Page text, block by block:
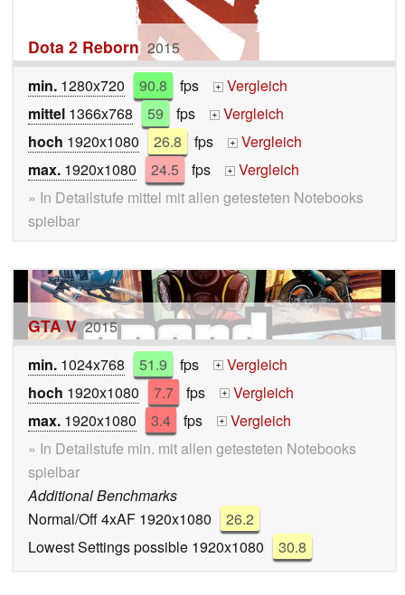
Dota 2 Reborn 2015
min. 1280x720 90.8 fps +
Vergleich
mittel 1366x768 59 fps +
Vergleich
hoch 1920x1080 26.8 fps +
Vergleich
max. 1920x1080 24.5 fps +
Vergleich
» In Detailstufe mittel mit allen getesteten Notebooks
spielbar
GTA V 2015
min. 1024x768 51.9 fps +
Vergleich
hoch 1920x1080 7.7 fps +
Vergleich
max. 1920x1080 3.4 fps +
Vergleich
» In Detailstufe min. mit allen getesteten Notebooks
spielbar
Additional Benchmarks
Normal/Off 4xAF 1920x1080
26.2
Lowest Settings possible 1920x1080
30.8